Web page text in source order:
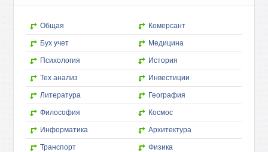
Общая Комерсант
Бух учет Медицина
Психология История
Тех анализ Инвестиции
Литература География
Философия Космос
Информатика Архитектура
Транспорт Физика